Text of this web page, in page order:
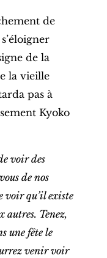
de
de la
la vieille
pas à
Kyoko
voir des
de nos
voir qu’il existe
autres. Tenez,
une fête le
venir voir